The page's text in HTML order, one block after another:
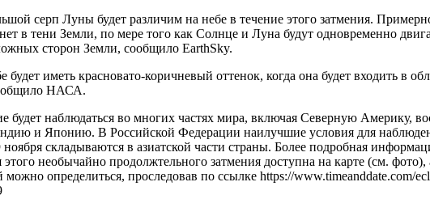
серп Луны будет различим на небе в течение этого затмения.
в тени Земли, по мере того как Солнце и Луна будут одновременно
сторон Земли, сообщило EarthSky.
будет иметь красновато-коричневый оттенок, когда она будет входить в
НАСА.
будет наблюдаться во многих частях мира, включая Северную Америку,
и Японию. В Российской Федерации наилучшие условия для
ноября складываются в азиатской части страны. Более подробная
необычайно продолжтельного затмения доступна на карте (см. фото),
определиться, проследовав по ссылке https://www.timeanddate.com/